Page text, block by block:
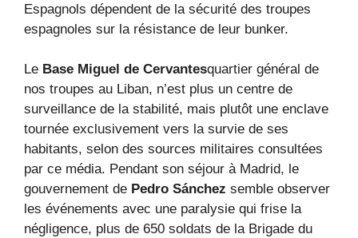
Espagnols dépendent de la sécurité des troupes
espagnoles sur la résistance de leur bunker.
Le Base Miguel de Cervantesquartier général de
nos troupes au Liban, n’est plus un centre de
surveillance de la stabilité, mais plutôt une enclave
tournée exclusivement vers la survie de ses
habitants, selon des sources militaires consultées
par ce média. Pendant son séjour à Madrid, le
gouvernement de Pedro Sánchez semble observer
les événements avec une paralysie qui frise la
négligence, plus de 650 soldats de la Brigade du